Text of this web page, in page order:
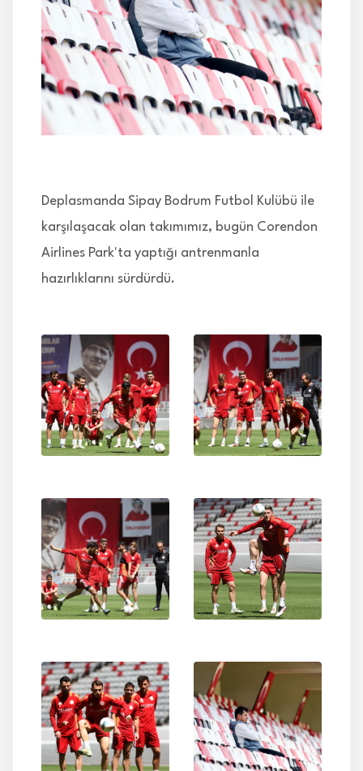
İLETİŞİM
Deplasmanda Sipay Bodrum Futbol Kulübü ile
karşılaşacak olan takımımız, bugün Corendon
Airlines Park'ta yaptığı antrenmanla
hazırlıklarını sürdürdü.